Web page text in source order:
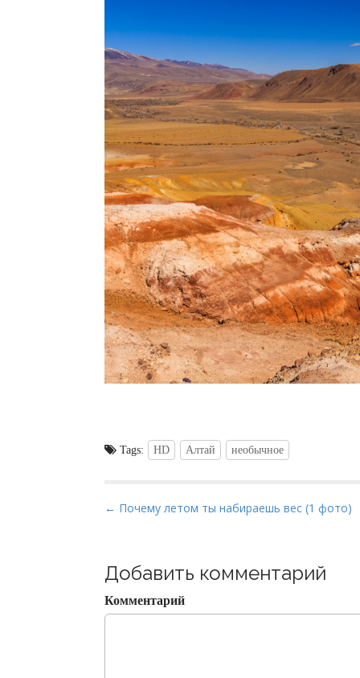
Tags: HD Алтай необычное
P
t
n
a
← Почему летом ты набираешь вес (1 фото)
Добавить комментарий
Комментарий